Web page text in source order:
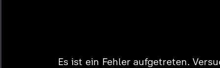
Es ist ein Fehler aufgetreten.